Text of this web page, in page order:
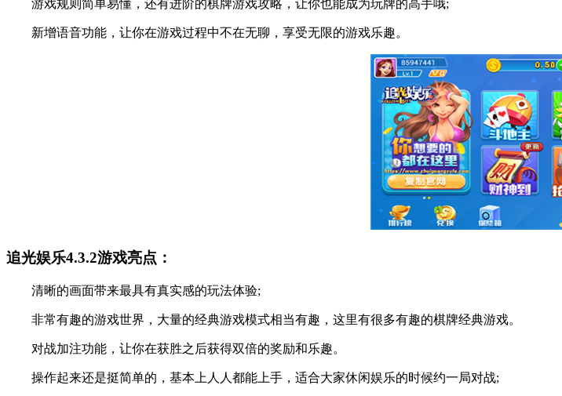
游戏规则简单易懂，还有进阶的棋牌游戏攻略，让你也能成为玩牌的高手哦;
新增语音功能，让你在游戏过程中不在无聊，享受无限的游戏乐趣。
追光娱乐4.3.2游戏亮点：
清晰的画面带来最具有真实感的玩法体验;
非常有趣的游戏世界，大量的经典游戏模式相当有趣，这里有很多有趣的棋牌经典游戏。
对战加注功能，让你在获胜之后获得双倍的奖励和乐趣。
操作起来还是挺简单的，基本上人人都能上手，适合大家休闲娱乐的时候约一局对战;